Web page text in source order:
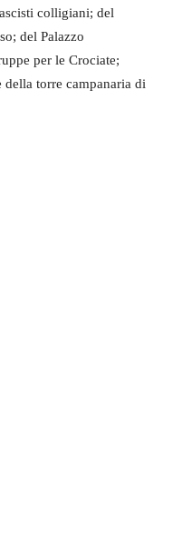
colligiani; del
del Palazzo
per le Crociate;
torre campanaria di